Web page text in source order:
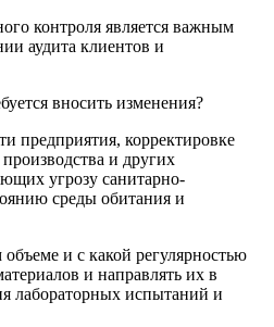
контроля является важным
аудита клиентов и
вносить изменения?
предприятия, корректировке
и других
угрозу санитарно-
среды обитания и
и с какой регулярностью
и направлять их в
лабораторных испытаний и